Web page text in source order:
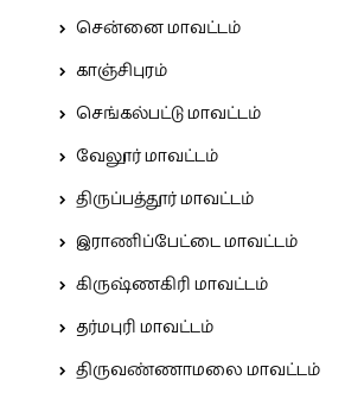
சென்னை மாவட்டம்
காஞ்சிபுரம்
செங்கல்பட்டு மாவட்டம்
வேலூர் மாவட்டம்
திருப்பத்தூர் மாவட்டம்
இராணிப்பேட்டை மாவட்டம்
கிருஷ்ணகிரி மாவட்டம்
தர்மபுரி மாவட்டம்
திருவண்ணாமலை மாவட்டம்